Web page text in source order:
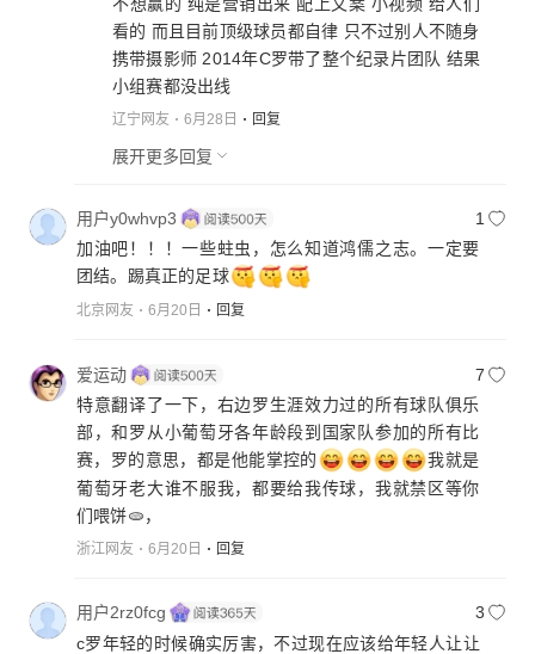
对一个球手队很致命。上届世界杯弃用c罗反而轻松进
了8强，唯一的欧洲杯决赛也是没上c罗靠队友躺赢，
离开皇马他真拿不出啥荣誉数据。有罗粉提到点球，
他们好像忘了c罗才是点球数纪录保持者，最大受益
者，号称“跳水罗”，上届世界杯唯一的进球也是被赛后
不明白这种只会在相对弱队刷数据的还一个劲吹……
看的 而且目前顶级球员都自律 只不过别人不随身
携带摄影师 2014年C罗带了整个纪录片团队 结果
小组赛都没出线
辽宁网友 6月28日 回复
展开更多回复
用户y0whvp3
1
加油吧！！！一些蛀虫，怎么知道鸿儒之志。一定要
团结。踢真正的足球
北京网友 6月20日 回复
爱运动
7
特意翻译了一下，右边罗生涯效力过的所有球队俱乐
部，和罗从小葡萄牙各年龄段到国家队参加的所有比
赛，罗的意思，都是他能掌控的
我就是
葡萄牙老大谁不服我，都要给我传球，我就禁区等你
们喂饼🫓，
浙江网友 6月20日 回复
用户2rz0fcg
3
c罗年轻的时候确实厉害，不过现在应该给年轻人让让